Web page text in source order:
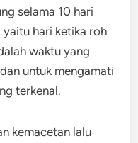
selama 10 hari
yaitu hari ketika roh
waktu yang
untuk mengamati
terkenal.
kemacetan lalu